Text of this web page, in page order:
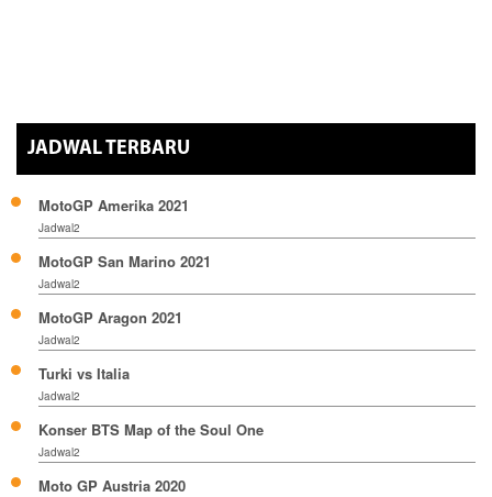
JADWAL TERBARU
MotoGP Amerika 2021
Jadwal2
MotoGP San Marino 2021
Jadwal2
MotoGP Aragon 2021
Jadwal2
Turki vs Italia
Jadwal2
Konser BTS Map of the Soul One
Jadwal2
Moto GP Austria 2020